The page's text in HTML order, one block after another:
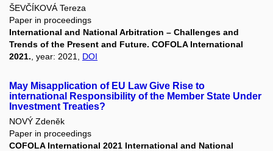
ŠEVČÍKOVÁ Tereza
Paper in proceedings
International and National Arbitration – Challenges and
Trends of the Present and Future. COFOLA International
2021. , year: 2021, DOI
May Misapplication of EU Law Give Rise to
international Responsibility of the Member State Under
Investment Treaties?
NOVÝ Zdeněk
Paper in proceedings
COFOLA International 2021 International and National